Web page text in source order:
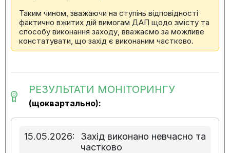
Таким чином, зважаючи на ступінь відповідності
фактично вжитих дій вимогам ДАП щодо змісту та
способу виконання заходу, вважаємо за можливе
констатувати, що захід є виконаним частково.
РЕЗУЛЬТАТИ МОНІТОРИНГУ
(щоквартально):
15.05.2026:
Захід виконано невчасно та
частково